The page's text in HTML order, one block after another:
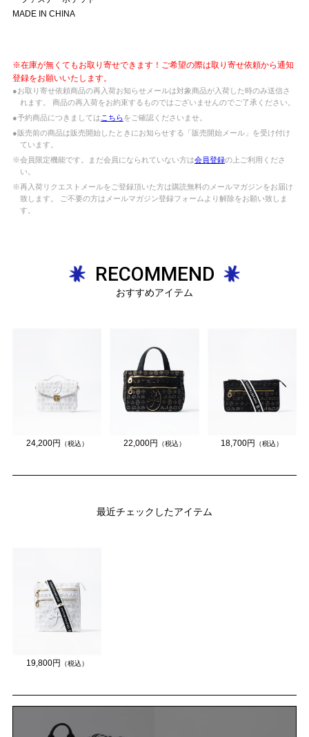
MADE IN CHINA
※在庫が無くてもお取り寄せできます！ご希望の際は取り寄せ依頼から通知
登録をお願いいたします。
●お取り寄せ依頼商品の再入荷お知らせメールは対象商品が入荷した時のみ送信さ
れます。 商品の再入荷をお約束するものではございませんのでご了承ください。
●予約商品につきましては こちらをご確認くださいませ。
●販売前の商品は販売開始したときにお知らせする「販売開始メール」を受け付け
ています。
※会員限定機能です。まだ会員になられていない方は会員登録の上ご利用くださ
い。
※再入荷リクエストメールをご登録頂いた方は購読無料のメールマガジンをお届け
致します。 ご不要の方はメールマガジン登録フォームより解除をお願い致しま
す。
RECOMMEND
おすすめアイテム
24,200円 （税込） 22,000円 （税込） 18,700円 （税込）
最近チェックしたアイテム
19,800円 （税込）